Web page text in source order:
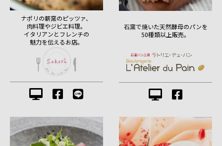
ナポリの薪窯のピッツァ、
肉料理やジビエ料理。
イタリアンとフレンチの
魅力を伝えるお店。
石窯で焼いた天然酵母のパンを
50種類以上販売。